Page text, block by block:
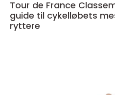
Tour de France
guide til cykelløbets
ryttere